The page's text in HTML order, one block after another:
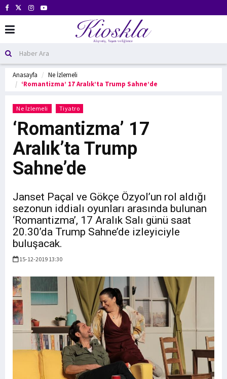
Anasayfa
Ne İzlemeli
‘Romantizma’ 17 Aralık’ta Trump Sahne’de
Ne İzlemeli Tiyatro
‘Romantizma’ 17
Aralık’ta Trump
Sahne’de
Janset Paçal ve Gökçe Özyol’un rol aldığı
sezonun iddialı oyunları arasında bulunan
‘Romantizma’, 17 Aralık Salı günü saat
20.30’da Trump Sahne’de izleyiciyle
buluşacak.
15-12-2019 13:30